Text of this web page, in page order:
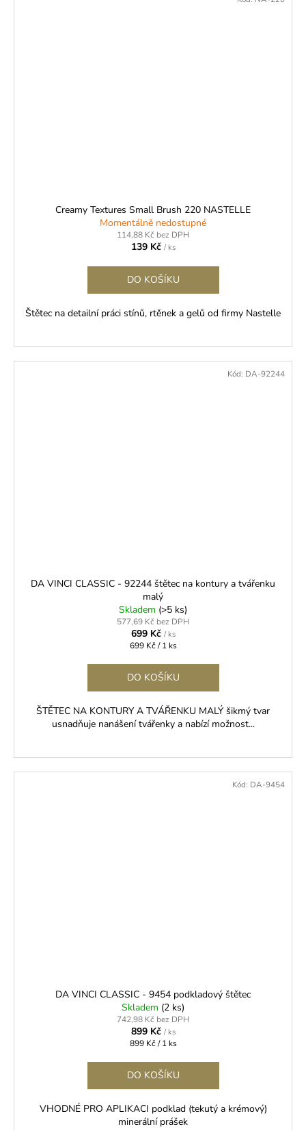
Creamy Textures Small Brush 220 NASTELLE
Momentálně nedostupné
114,88 Kč bez DPH
139 Kč / ks
DO KOŠÍKU
Štětec na detailní práci stínů, rtěnek a gelů od firmy Nastelle
DA VINCI CLASSIC - 92244 štětec na kontury a tvářenku
malý
Skladem (>5 ks)
577,69 Kč bez DPH
699 Kč / ks
Měrná
699 Kč / 1 ks
DO KOŠÍKU
ŠTĚTEC NA KONTURY A TVÁŘENKU MALÝ šikmý tvar
usnadňuje nanášení tvářenky a nabízí možnost...
Kód: DA-92244
DA VINCI CLASSIC - 9454 podkladový štětec
Skladem (2 ks)
742,98 Kč bez DPH
899 Kč / ks
Měrná
899 Kč / 1 ks
DO KOŠÍKU
VHODNÉ PRO APLIKACI podklad (tekutý a krémový)
minerální prášek
Kód: DA-9454